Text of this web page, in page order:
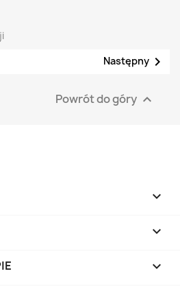
Następny 
Powrót do góry 


keyboard_arrow_down